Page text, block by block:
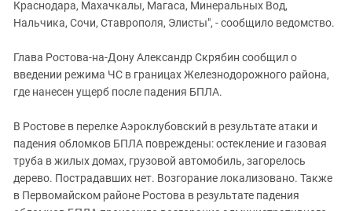
Краснодара, Махачкалы, Магаса, Минеральных Вод,
Нальчика, Сочи, Ставрополя, Элисты", - сообщило ведомство.
Глава Ростова-на-Дону Александр Скрябин сообщил о
введении режима ЧС в границах Железнодорожного района,
где нанесен ущерб после падения БПЛА.
В Ростове в перелке Аэроклубовский в результате атаки и
падения обломков БПЛА повреждены: остекление и газовая
труба в жилых домах, грузовой автомобиль, загорелось
дерево. Пострадавших нет. Возгорание локализовано. Также
в Первомайском районе Ростова в результате падения